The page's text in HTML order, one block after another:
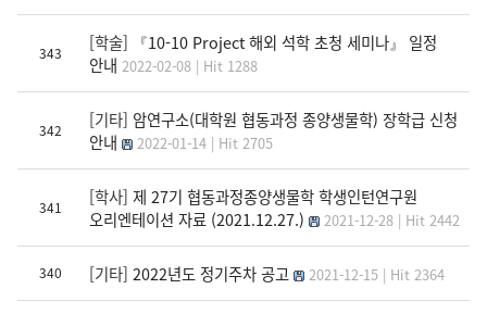
343 [학술]
『10-10 Project 해외 석학 초청 세미나』 일정
안내 2022-02-08 | Hit 1288
342 [기타] 암연구소(대학원 협동과정 종양생물학) 장학급 신청
안내
2022-01-14 | Hit 2705
341 [학사] 제 27기 협동과정종양생물학 학생인턴연구원
오리엔테이션 자료 (2021.12.27.)
2021-12-28 | Hit 2442
340 [기타] 2022년도 정기주차 공고 2021-12-15 | Hit 2364